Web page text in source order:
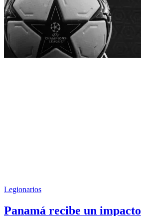
Legionarios
Panamá recibe un